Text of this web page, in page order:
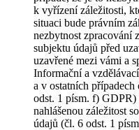
k vyřízení záležitosti,
situaci bude právním
nezbytnost zpracování
subjektu údajů před
uzavřené mezi vámi a
Informační a
a v ostatních
odst. 1 písm. f)
nahlášenou záležitost
údajů (čl. 6 odst. 1